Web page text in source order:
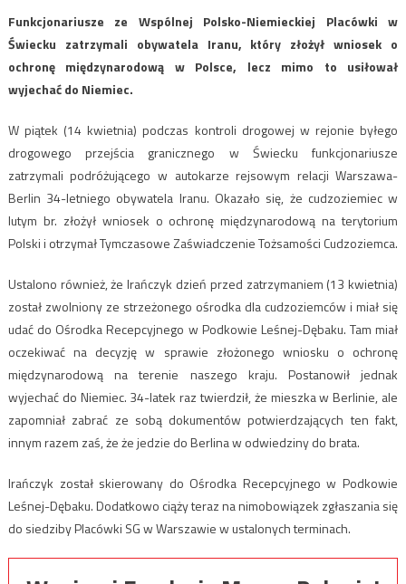
Funkcjonariusze ze Wspólnej Polsko-Niemieckiej Placówki w
Świecku zatrzymali obywatela Iranu, który złożył wniosek o
ochronę międzynarodową w Polsce, lecz mimo to usiłował
wyjechać do Niemiec.
W piątek (14 kwietnia) podczas kontroli drogowej w rejonie byłego
drogowego przejścia granicznego w Świecku funkcjonariusze
zatrzymali podróżującego w autokarze rejsowym relacji Warszawa-
Berlin 34-letniego obywatela Iranu. Okazało się, że cudzoziemiec w
lutym br. złożył wniosek o ochronę międzynarodową na terytorium
Polski i otrzymał Tymczasowe Zaświadczenie Tożsamości Cudzoziemca.
Ustalono również, że Irańczyk dzień przed zatrzymaniem (13 kwietnia)
został zwolniony ze strzeżonego ośrodka dla cudzoziemców i miał się
udać do Ośrodka Recepcyjnego w Podkowie Leśnej-Dębaku. Tam miał
oczekiwać na decyzję w sprawie złożonego wniosku o ochronę
międzynarodową na terenie naszego kraju. Postanowił jednak
wyjechać do Niemiec. 34-latek raz twierdził, że mieszka w Berlinie, ale
zapomniał zabrać ze sobą dokumentów potwierdzających ten fakt,
innym razem zaś, że że jedzie do Berlina w odwiedziny do brata.
Irańczyk został skierowany do Ośrodka Recepcyjnego w Podkowie
Leśnej-Dębaku. Dodatkowo ciąży teraz na nimobowiązek zgłaszania się
do siedziby Placówki SG w Warszawie w ustalonych terminach.